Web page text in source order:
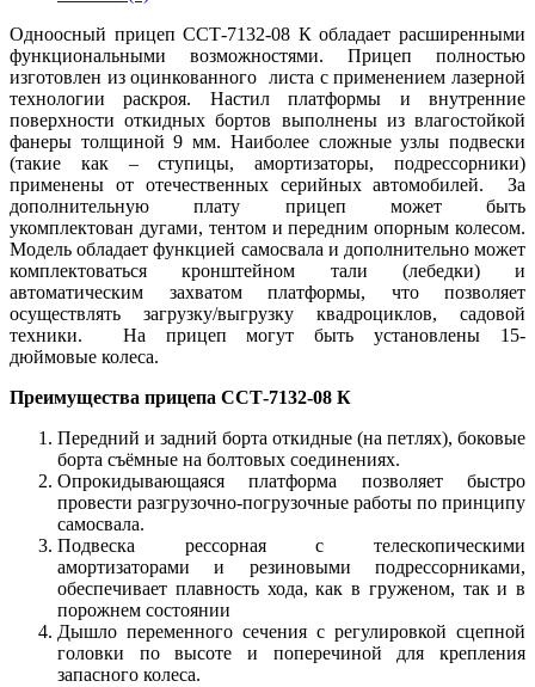
Одноосный прицеп ССТ-7132-08 К обладает расширенными
функциональными возможностями. Прицеп полностью
изготовлен из оцинкованного листа с применением лазерной
технологии раскроя. Настил платформы и внутренние
поверхности откидных бортов выполнены из влагостойкой
фанеры толщиной 9 мм. Наиболее сложные узлы подвески
(такие как – ступицы, амортизаторы, подрессорники)
применены от отечественных серийных автомобилей. За
дополнительную плату прицеп может быть
укомплектован дугами, тентом и передним опорным колесом.
Модель обладает функцией самосвала и дополнительно может
комплектоваться кронштейном тали (лебедки) и
автоматическим захватом платформы, что позволяет
осуществлять загрузку/выгрузку квадроциклов, садовой
техники. На прицеп могут быть установлены 15-
дюймовые колеса.
Преимущества прицепа ССТ-7132-08 К
Передний и задний борта откидные (на петлях), боковые
борта съёмные на болтовых соединениях.
Опрокидывающаяся платформа позволяет быстро
провести разгрузочно-погрузочные работы по принципу
самосвала.
Подвеска рессорная с телескопическими
амортизаторами и резиновыми подрессорниками,
обеспечивает плавность хода, как в груженом, так и в
порожнем состоянии
Дышло переменного сечения с регулировкой сцепной
головки по высоте и поперечиной для крепления
запасного колеса.